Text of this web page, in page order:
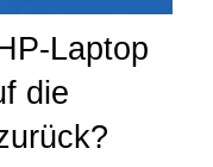
Laptop
die